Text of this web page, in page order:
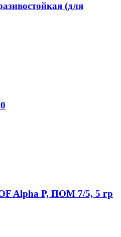
(для
Alpha P, ПОМ 7/5, 5 гр